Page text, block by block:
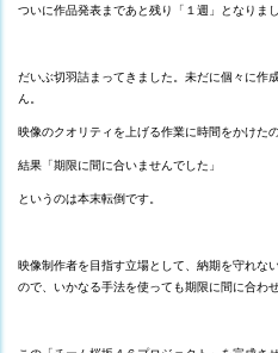
ついに作品発表まであと残り「１週」となりまし
だいぶ切羽詰まってきました。未だに個々に作
ん。
映像のクオリティを上げる作業に時間をかけたの
結果「期限に間に合いませんでした」
というのは本末転倒です。
映像制作者を目指す立場として、納期を守れな
ので、いかなる手法を使っても期限に間に合わ